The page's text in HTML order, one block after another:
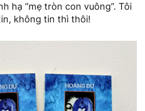
hạ “mẹ tròn con vuông”. Tôi
không tin thì thôi!